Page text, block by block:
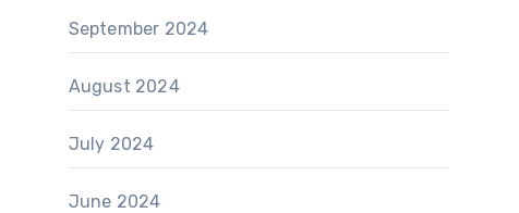
September 2024
August 2024
July 2024
June 2024